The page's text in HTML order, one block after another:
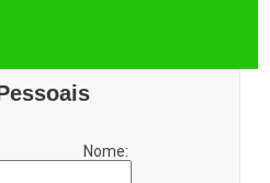
Nome: